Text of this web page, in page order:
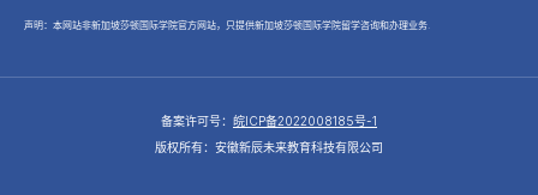
声明：本网站非新加坡莎顿国际学院官方网站，只提供新加坡莎顿国际学院留学咨询和办理业务.
备案许可号： 皖ICP备2022008185号-1
版权所有：安徽新辰未来教育科技有限公司